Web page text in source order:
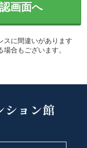
画面へ
スに間違いがあります
合もございます。